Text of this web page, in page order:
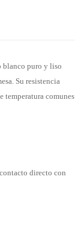
blanco puro y liso
Su resistencia
temperatura comunes
directo con